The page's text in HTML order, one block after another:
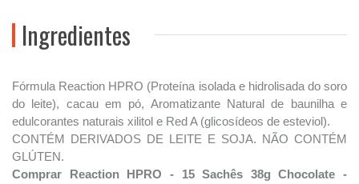
Ingredientes
Fórmula Reaction HPRO (Proteína isolada e hidrolisada do soro
do leite), cacau em pó, Aromatizante Natural de baunilha e
edulcorantes naturais xilitol e Red A (glicosídeos de esteviol).
CONTÉM DERIVADOS DE LEITE E SOJA. NÃO CONTÉM
GLÚTEN.
Comprar Reaction HPRO - 15 Sachês 38g Chocolate -